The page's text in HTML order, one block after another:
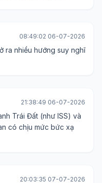
08:49:02 06-07-2026
ra nhiều hướng suy nghĩ
21:38:49 06-07-2026
Trái Đất (như ISS) và
có chịu mức bức xạ
20:03:35 07-07-2026